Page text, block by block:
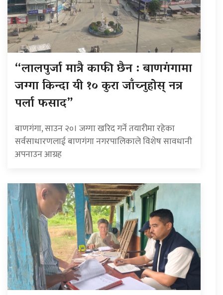
“लालपुर्जा मात्रै काफी छैन : बाणगंगामा
जग्गा किन्दा यी १० कुरा जाँच्नुहोस् नत्र
पर्ला फसाद”
बाणगंगा, साउन २०। जग्गा खरिद गर्ने तयारीमा रहेका
सर्वसाधारणलाई बाणगंगा नगरपालिकाले विशेष सावधानी
अपनाउन आग्रह